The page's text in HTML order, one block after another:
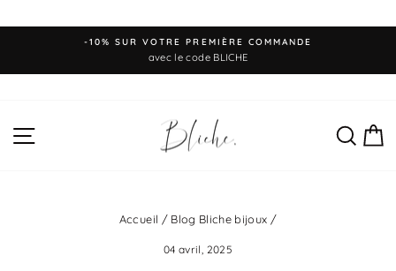
contenu
Diaporama
EXPÉDITION RAPIDE
en 48 heures après votre commande
Accueil / Blog Bliche bijoux /
04 avril, 2025